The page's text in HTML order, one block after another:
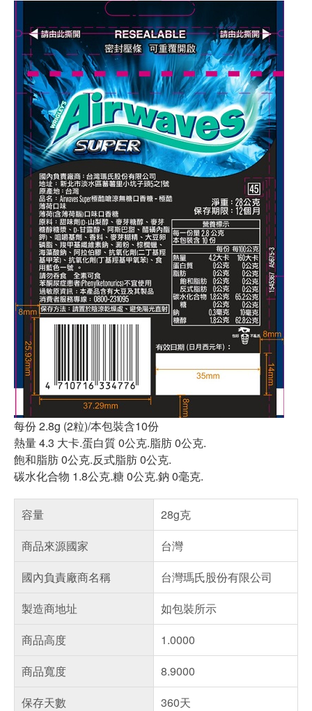
每份 2.8g (2粒)/本包裝含10份
熱量 4.3 大卡.蛋白質 0公克.脂肪 0公克.
飽和脂肪 0公克.反式脂肪 0公克.
碳水化合物 1.8公克.糖 0公克.鈉 0毫克.
容量
28g克
商品來源國家
台灣
國內負責廠商名稱
台灣瑪氏股份有限公司
製造商地址
如包裝所示
商品高度
1.0000
商品寬度
8.9000
保存天數
360天